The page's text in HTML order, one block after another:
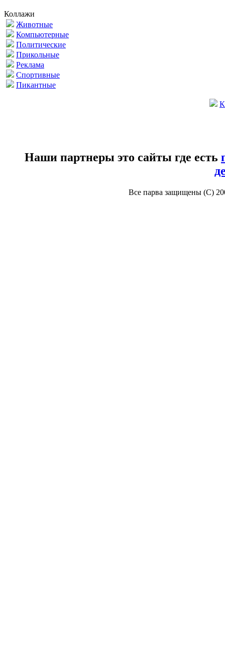
Коллажи
Животные
Компьютерные
Политические
Прикольные
Реклама
Спортивные
Пикантные
Наши партнеры это сайты где есть
Все парва защищены (С)